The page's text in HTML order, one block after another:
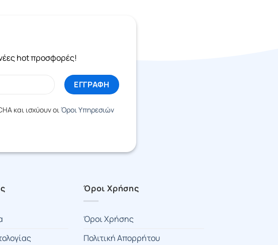
hot προσφορές!
και ισχύουν οιΌροι Υπηρεσιών
Όροι Χρήσης
Όροι Χρήσης
Πολιτική Απορρήτου